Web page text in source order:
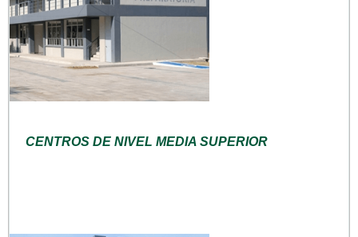
CENTROS DE NIVEL MEDIA SUPERIOR